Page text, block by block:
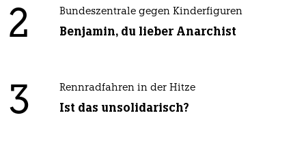
2 Bundeszentrale gegen Kinderfiguren
Benjamin, du lieber Anarchist
3 Rennradfahren in der Hitze
Ist das unsolidarisch?